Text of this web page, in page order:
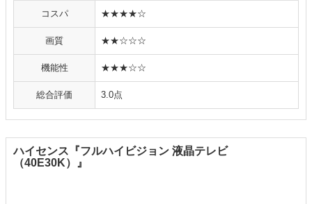
コスパ ★★★★☆
画質 ★★☆☆☆
機能性 ★★★☆☆
総合評価 3.0点
ハイセンス『フルハイビジョン 液晶テレビ
（40E30K）』